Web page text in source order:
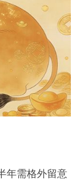
年需格外留意